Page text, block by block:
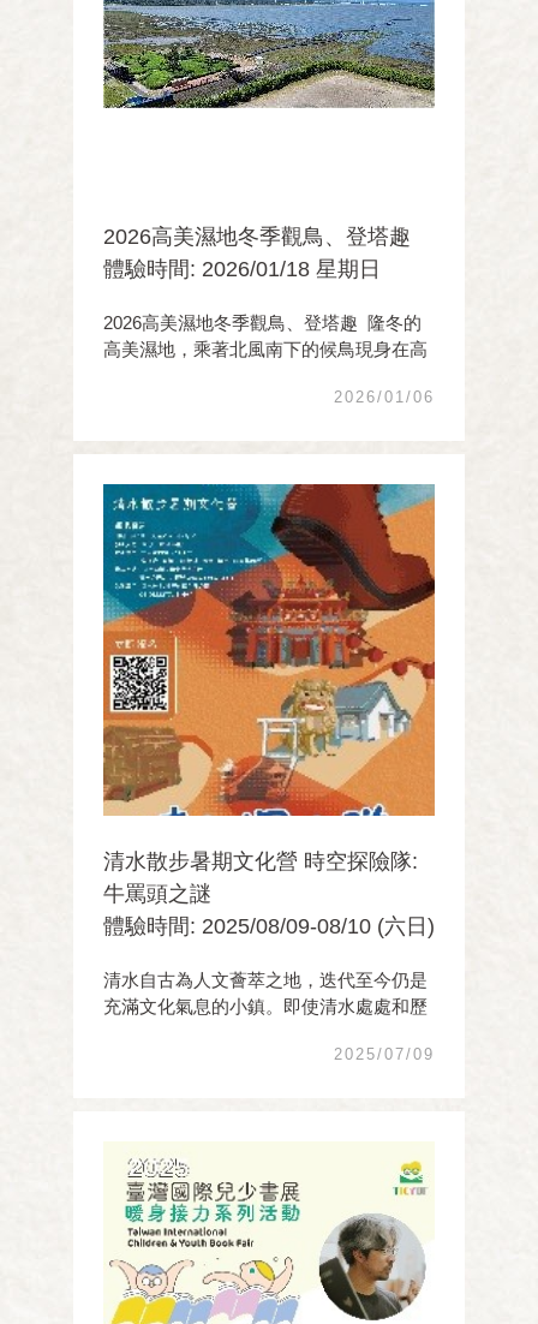
2026高美濕地冬季觀鳥、登塔趣
體驗時間: 2026/01/18 星期日
2026高美濕地冬季觀鳥、登塔趣 隆冬的
高美濕地，乘著北風南下的候鳥現身在高
不見的雁鴨、鷸鴴科及蒼鷺等水鳥群聚高
安水蓑衣紫紅色花蕊正盛開 ...
2026/01/06
清水散步暑期文化營 時空探險隊:
牛罵頭之謎
體驗時間: 2025/08/09-08/10 (六日)
清水自古為人文薈萃之地，迭代至今仍是
充滿文化氣息的小鎮。即使清水處處和歷
被淡忘。因此期望以本營隊作為進入點，
的熱情。學員將 ...
2025/07/09